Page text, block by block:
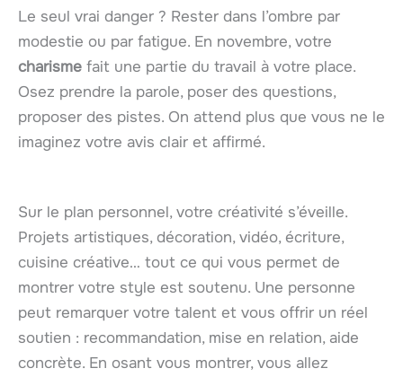
Le seul vrai danger ? Rester dans l’ombre par
modestie ou par fatigue. En novembre, votre
charisme fait une partie du travail à votre place.
Osez prendre la parole, poser des questions,
proposer des pistes. On attend plus que vous ne le
imaginez votre avis clair et affirmé.
Sur le plan personnel, votre créativité s’éveille.
Projets artistiques, décoration, vidéo, écriture,
cuisine créative… tout ce qui vous permet de
montrer votre style est soutenu. Une personne
peut remarquer votre talent et vous offrir un réel
soutien : recommandation, mise en relation, aide
concrète. En osant vous montrer, vous allez